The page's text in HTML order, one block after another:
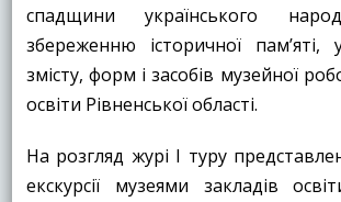
спадщини українського
збереженню історичної пам’яті,
змісту, форм і засобів музейної
освіти Рівненської області.
На розгляд журі І туру
екскурсії музеями закладів